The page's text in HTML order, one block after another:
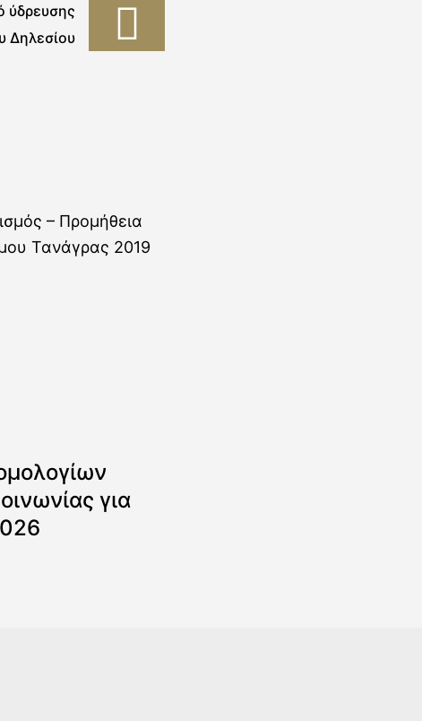
ύδρευσης
Δηλεσίου
για